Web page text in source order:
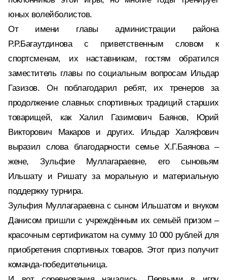
юных волейболистов.
От имени главы администрации района
Р.Р.Багаутдинова с приветственным словом к
спортсменам, их наставникам, гостям обратился
заместитель главы по социальным вопросам Ильдар
Газизов. Он поблагодарил ребят, их тренеров за
продолжение славных спортивных традиций старших
товарищей, как Халил Газимович Баянов, Юрий
Викторович Макаров и других. Ильдар Халяфович
выразил слова благодарности семье Х.Г.Баянова –
жене, Зульфие Муллагараевне, его сыновьям
Ильшату и Ришату за моральную и материальную
поддержку турнира.
Зульфия Муллагараевна с сыном Ильшатом и внуком
Данисом пришли с учреждённым их семьёй призом –
красочным сертификатом на сумму 10 000 рублей для
приобретения спортивных товаров. Этот приз получит
команда-победительница.